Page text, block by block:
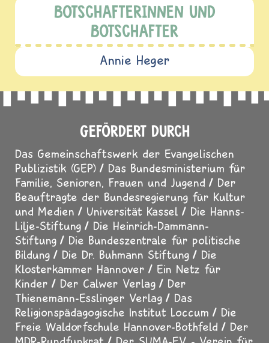
BOTSCHAFTERINNEN UND
BOTSCHAFTER
Annie Heger
GEFÖRDERT DURCH
Das Gemeinschaftswerk der Evangelischen
Publizistik (GEP)
Das Bundesministerium für
Familie, Senioren, Frauen und Jugend
Der
Beauftragte der Bundesregierung für Kultur
und Medien
Universität Kassel
Die Hanns-
Lilje-Stiftung
Die Heinrich-Dammann-
Stiftung
Die Bundeszentrale für politische
Bildung
Die Dr. Buhmann Stiftung
Die
Klosterkammer Hannover
Ein Netz für
Kinder
Der Calwer Verlag
Der
Thienemann-Esslinger Verlag
Das
Religionspädagogische Institut Loccum
Die
Freie Waldorfschule Hannover-Bothfeld
Der